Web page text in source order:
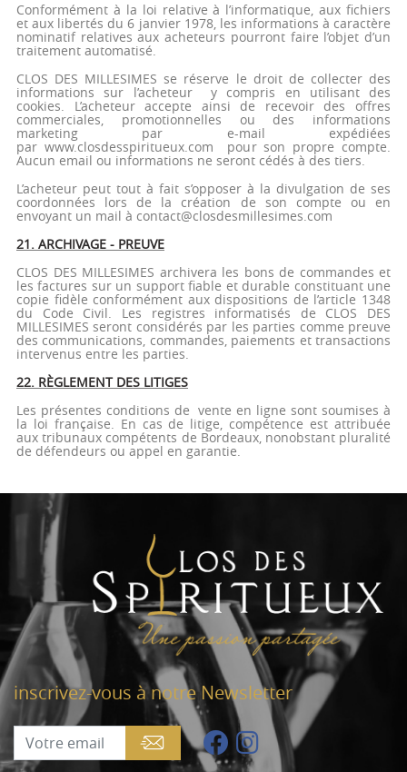
Conformément à la loi relative à l’informatique, aux fichiers
et aux libertés du 6 janvier 1978, les informations à caractère
nominatif relatives aux acheteurs pourront faire l’objet d’un
traitement automatisé.
CLOS DES MILLESIMES se réserve le droit de collecter des
informations sur l’acheteur y compris en utilisant des
cookies. L’acheteur accepte ainsi de recevoir des offres
commerciales, promotionnelles ou des informations
marketing par e-mail expédiées
par www.closdesspiritueux.com pour son propre compte.
Aucun email ou informations ne seront cédés à des tiers.
L’acheteur peut tout à fait s’opposer à la divulgation de ses
coordonnées lors de la création de son compte ou en
envoyant un mail à contact@closdesmillesimes.com
21. ARCHIVAGE - PREUVE
CLOS DES MILLESIMES archivera les bons de commandes et
les factures sur un support fiable et durable constituant une
copie fidèle conformément aux dispositions de l’article 1348
du Code Civil. Les registres informatisés de CLOS DES
MILLESIMES seront considérés par les parties comme preuve
des communications, commandes, paiements et transactions
intervenus entre les parties.
22. RÈGLEMENT DES LITIGES
Les présentes conditions de vente en ligne sont soumises à
la loi française. En cas de litige, compétence est attribuée
aux tribunaux compétents de Bordeaux, nonobstant pluralité
de défendeurs ou appel en garantie.
inscrivez-vous à notre Newsletter